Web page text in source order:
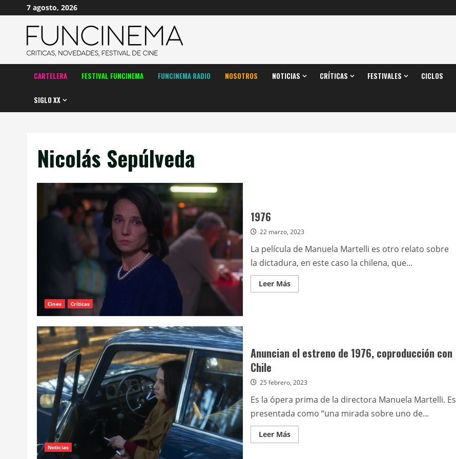
contenido
7 agosto, 2026
CARTELERA FESTIVAL FUNCINEMA FUNCINEMA RADIO NOSOTROS NOTICIAS CRÍTICAS FESTIVALES CICLOS
SIGLO XX
Nicolás Sepúlveda
Cines Críticas
1976
22 marzo, 2023
La película de Manuela Martelli es otro relato sobre
la dictadura, en este caso la chilena, que...
Leer MásLeer
más
Noticias
Anuncian el estreno de 1976, coproducción con
Chile
25 febrero, 2023
Es la ópera prima de la directora Manuela Martelli. Es
presentada como “una mirada sobre uno de...
Leer MásLeer
más